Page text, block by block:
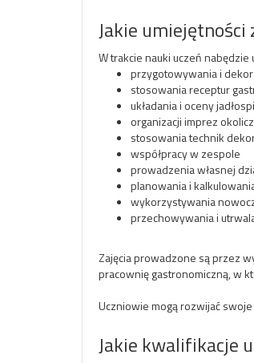
Jakie umiejętności
W trakcie nauki uczeń nabędzie
przygotowywania i
stosowania receptur
układania i oceny
organizacji imprez
stosowania technik
współpracy w zespole
prowadzenia własnej
planowania i
wykorzystywania
przechowywania i
Zajęcia prowadzone są przez
pracownię gastronomiczną, w
Uczniowie mogą rozwijać
Jakie kwalifikacje